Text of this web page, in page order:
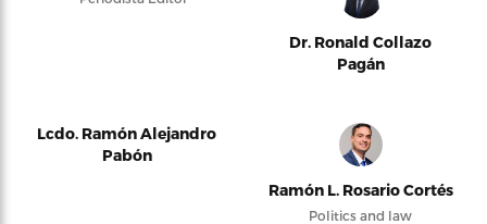
Dr. Ronald Collazo
Pagán
Lcdo. Ramón Alejandro
Pabón
Ramón L. Rosario Cortés
Politics and law